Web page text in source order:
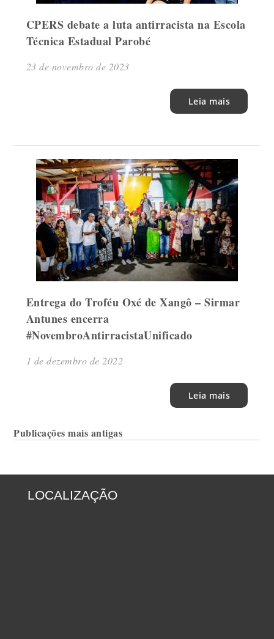
CPERS debate a luta antirracista na Escola
Técnica Estadual Parobé
23 de novembro de 2023
Leia mais
Entrega do Troféu Oxé de Xangô – Sirmar
Antunes encerra
#NovembroAntirracistaUnificado
1 de dezembro de 2022
Leia mais
Navegação
posts
Publicações mais antigas
LOCALIZAÇÃO